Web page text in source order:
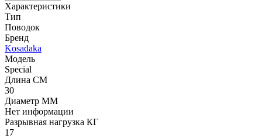
Характеристики
Тип
Поводок
Бренд
Kosadaka
Модель
Special
Длина СМ
30
Диаметр ММ
Нет информации
Разрывная нагрузка КГ
17